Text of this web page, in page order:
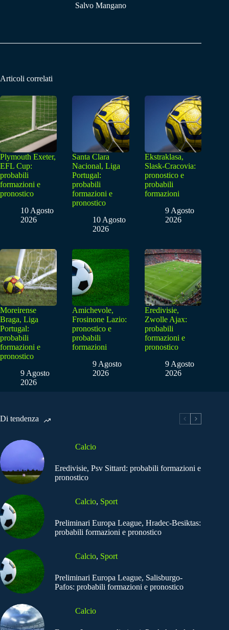
Salvo Mangano
Articoli correlati
Plymouth Exeter,
EFL Cup:
probabili
formazioni e
pronostico
10 Agosto
2026
Santa Clara
Nacional, Liga
Portugal:
probabili
formazioni e
pronostico
10 Agosto
2026
Ekstraklasa,
Slask-Cracovia:
pronostico e
probabili
formazioni
9 Agosto
2026
Moreirense
Braga, Liga
Portugal:
probabili
formazioni e
pronostico
9 Agosto
2026
Amichevole,
Frosinone Lazio:
pronostico e
probabili
formazioni
9 Agosto
2026
Eredivisie,
Zwolle Ajax:
probabili
formazioni e
pronostico
9 Agosto
2026
Di tendenza
Calcio
Eredivisie, Psv Sittard: probabili formazioni e
pronostico
Calcio, Sport
Preliminari Europa League, Hradec-Besiktas:
probabili formazioni e pronostico
Calcio, Sport
Preliminari Europa League, Salisburgo-
Pafos: probabili formazioni e pronostico
Calcio